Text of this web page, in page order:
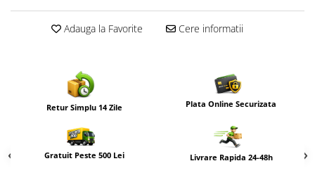
Adauga la Favorite Cere informatii
Retur Simplu 14 Zile Plata Online Securizata
Gratuit Peste 500 Lei Livrare Rapida 24-48h